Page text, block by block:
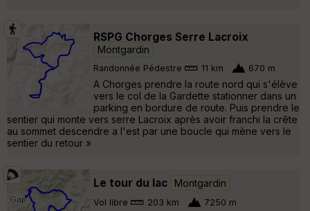
RSPG Chorges Serre Lacroix
Montgardin
Randonnée Pédestre 11 km 670 m
A Chorges prendre la route nord qui s'élève
vers le col de la Gardette stationner dans un
parking en bordure de route. Puis prendre le
sentier qui monte vers serre Lacroix après avoir franchi la crête
au sommet descendre a l'est par une boucle qui mène vers le
sentier du retour »
Le tour du lac Montgardin
Vol libre 203 km 7250 m